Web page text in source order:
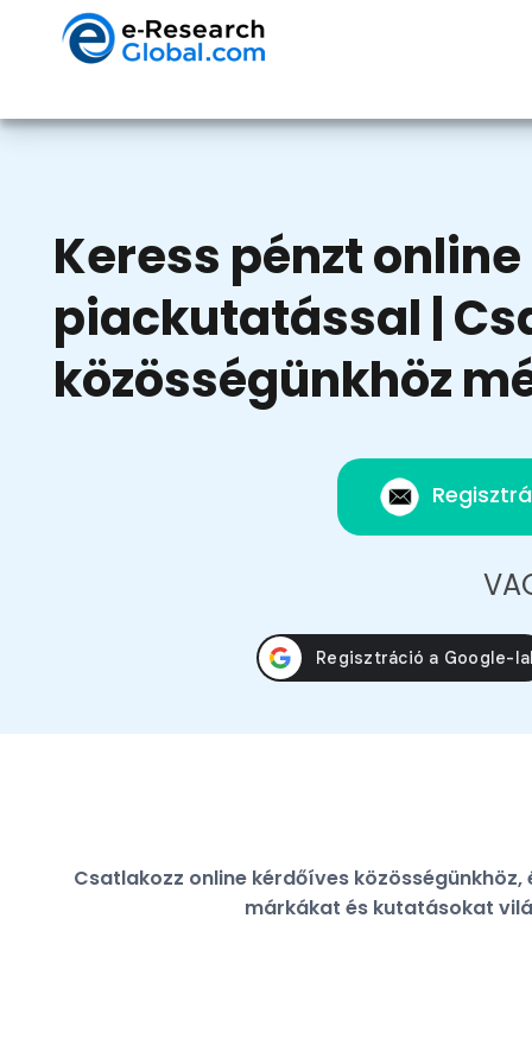
Keress pénzt
piackutatással |
közösségünkhöz
Csatlakozz online kérdőíves
márkákat és kutatásokat